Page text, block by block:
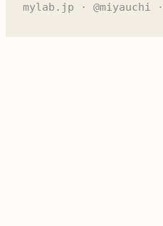
mylab.jp · @miyauchi ·